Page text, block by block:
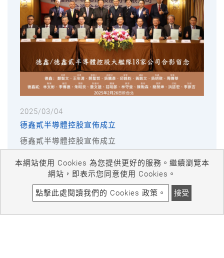
2025/03/04
德鑫貳半導體控股宣佈成立
德鑫貳半導體控股宣佈成立
進入
本網站使用 Cookies 為您提供更好的服務。繼續瀏覽本
網站，即表示您同意使用 Cookies。
點擊此處閱讀我們的 Cookies 政策。 接受